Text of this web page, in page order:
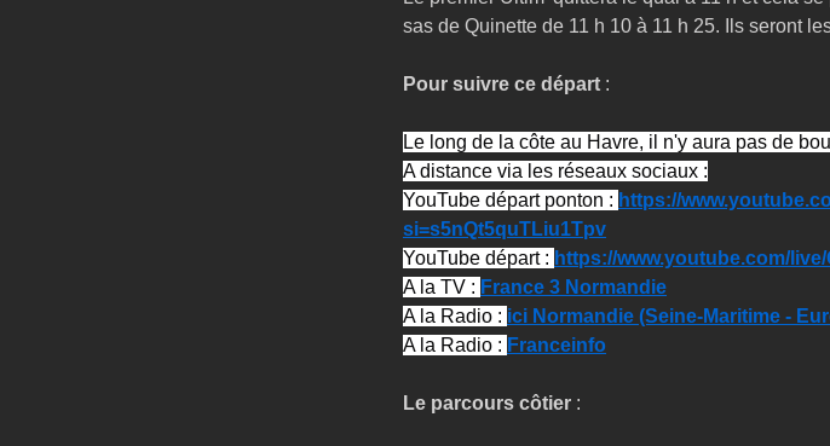
sas de Quinette de 11 h 10 à 11 h 25. Ils seront
Pour suivre ce départ :
Le long de la côte au Havre, il n'y aura pas de
A distance via les réseaux sociaux :
YouTube départ ponton : https://
si=s5nQt5quTLiu1Tpv
YouTube départ : https://www.youtube.com/
A la TV : France 3 Normandie
A la Radio : ici Normandie (Seine-Maritime -
A la Radio : Franceinfo
Le parcours côtier :